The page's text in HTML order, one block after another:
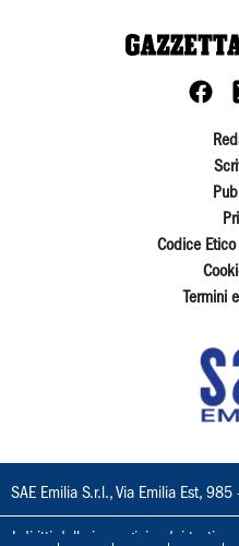
Codice
Termini
SAE Emilia S.r.l., Via Emilia Est,
I diritti delle immagini e dei testi